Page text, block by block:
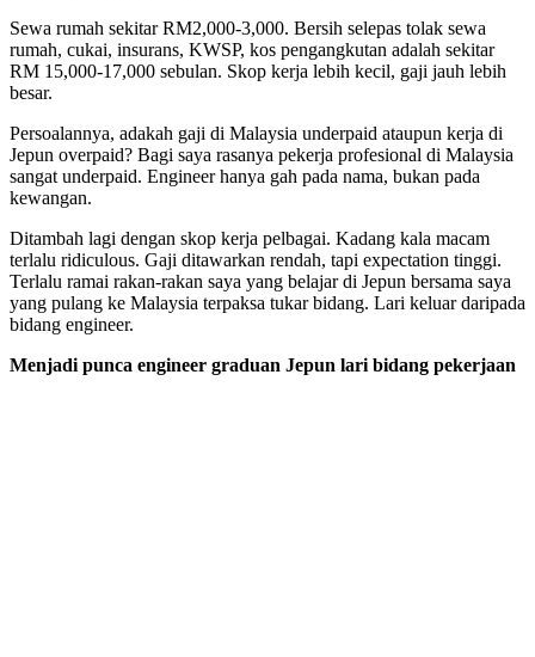
Sewa rumah sekitar RM2,000-3,000. Bersih selepas tolak sewa
rumah, cukai, insurans, KWSP, kos pengangkutan adalah sekitar
RM 15,000-17,000 sebulan. Skop kerja lebih kecil, gaji jauh lebih
besar.
Persoalannya, adakah gaji di Malaysia underpaid ataupun kerja di
Jepun overpaid? Bagi saya rasanya pekerja profesional di Malaysia
sangat underpaid. Engineer hanya gah pada nama, bukan pada
kewangan.
Ditambah lagi dengan skop kerja pelbagai. Kadang kala macam
terlalu ridiculous. Gaji ditawarkan rendah, tapi expectation tinggi.
Terlalu ramai rakan-rakan saya yang belajar di Jepun bersama saya
yang pulang ke Malaysia terpaksa tukar bidang. Lari keluar daripada
bidang engineer.
Menjadi punca engineer graduan Jepun lari bidang pekerjaan